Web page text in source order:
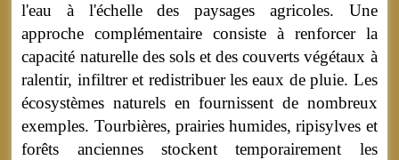
l'eau à l'échelle des paysages agricoles. Une
approche complémentaire consiste à renforcer la
capacité naturelle des sols et des couverts végétaux à
ralentir, infiltrer et redistribuer les eaux de pluie. Les
écosystèmes naturels en fournissent de nombreux
exemples. Tourbières, prairies humides, ripisylves et
forêts anciennes stockent temporairement les